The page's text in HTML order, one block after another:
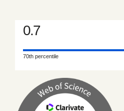
0.7
70th percentile